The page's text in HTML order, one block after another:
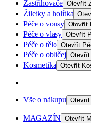
Zastřihovače Otevřít
Žiletky a holítka
Péče o vousy Otevřít
Péče o vlasy Otevřít
Péče o tělo Otevřít
Péče o obličej Otevřít
Kosmetika Otevřít
|
Vše o nákupu Otevřít
MAGAZÍN Otevřít